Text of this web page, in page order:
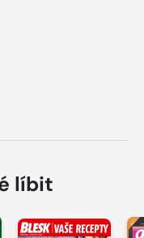
líbit